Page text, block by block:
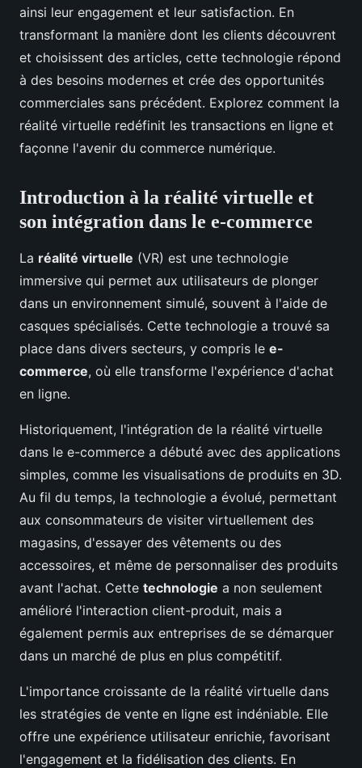
ainsi leur engagement et leur satisfaction. En
transformant la manière dont les clients découvrent
et choisissent des articles, cette technologie répond
à des besoins modernes et crée des opportunités
commerciales sans précédent. Explorez comment la
réalité virtuelle redéfinit les transactions en ligne et
façonne l'avenir du commerce numérique.
Introduction à la réalité virtuelle et
son intégration dans le e-commerce
La réalité virtuelle (VR) est une technologie
immersive qui permet aux utilisateurs de plonger
dans un environnement simulé, souvent à l'aide de
casques spécialisés. Cette technologie a trouvé sa
place dans divers secteurs, y compris le e-
commerce, où elle transforme l'expérience d'achat
en ligne.
Historiquement, l'intégration de la réalité virtuelle
dans le e-commerce a débuté avec des applications
simples, comme les visualisations de produits en 3D.
Au fil du temps, la technologie a évolué, permettant
aux consommateurs de visiter virtuellement des
magasins, d'essayer des vêtements ou des
accessoires, et même de personnaliser des produits
avant l'achat. Cette technologie a non seulement
amélioré l'interaction client-produit, mais a
également permis aux entreprises de se démarquer
dans un marché de plus en plus compétitif.
L'importance croissante de la réalité virtuelle dans
les stratégies de vente en ligne est indéniable. Elle
offre une expérience utilisateur enrichie, favorisant
l'engagement et la fidélisation des clients. En